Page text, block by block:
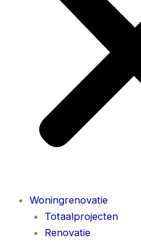
Woningrenovatie
Totaalprojecten
Renovatie